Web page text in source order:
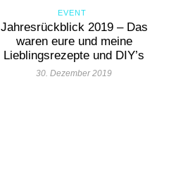
EVENT
Jahresrückblick 2019 – Das
waren eure und meine
Lieblingsrezepte und DIY’s
30. Dezember 2019